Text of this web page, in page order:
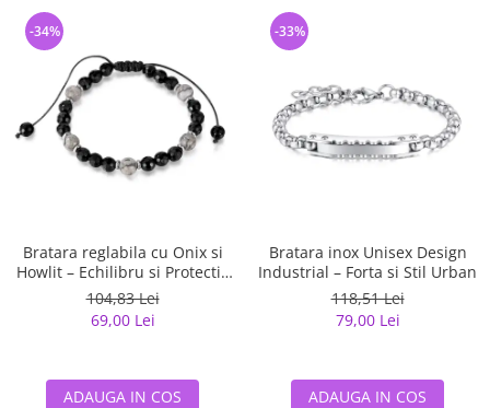
Bratara reglabila cu Onix si
Howlit – Echilibru si Protectie
Energetica
104,83 Lei
69,00 Lei
-34%
ADAUGA IN COS
Bratara inox Unisex Design
Industrial – Forta si Stil Urban
118,51 Lei
79,00 Lei
-33%
ADAUGA IN COS